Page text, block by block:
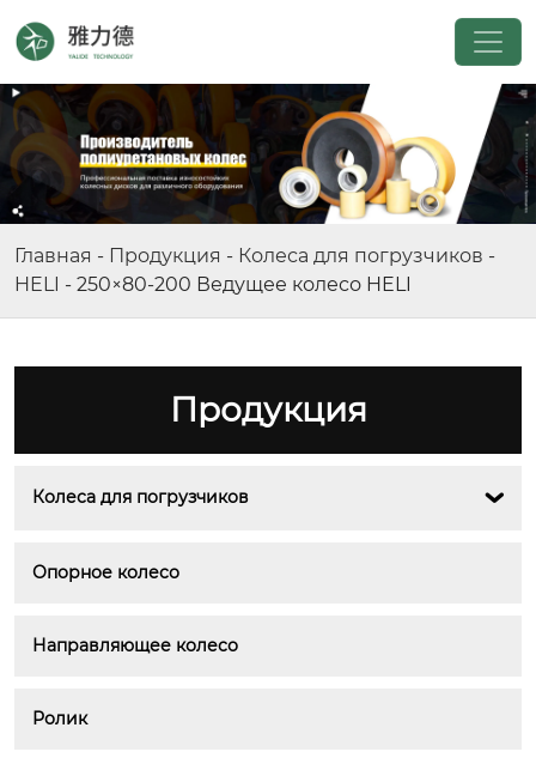
Главная - Продукция - Колеса для погрузчиков -
HELI - 250×80-200 Ведущее колесо HELI
Продукция
Колеса для погрузчиков 
Опорное колесо
Направляющее колесо
Ролик